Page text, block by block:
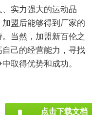
实力强大的运动品
盟后能够得到厂家的
当然，加盟新百伦之
己的经营能力，寻找
取得优势和成功。
点击下载文档